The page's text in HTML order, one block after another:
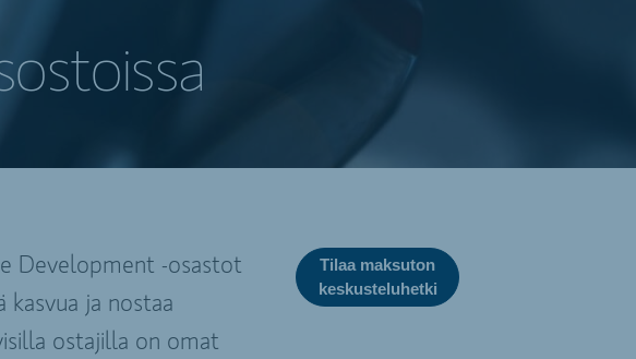
Tilaa maksuton
keskusteluhetki
Development -osastot
ja nostaa
ostajilla on omat